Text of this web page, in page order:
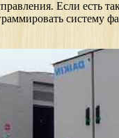
Если есть
систему